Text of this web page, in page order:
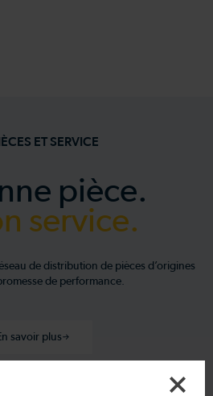
ET SERVICE
pièce.
service.
de distribution de pièces d’origines
de performance.
savoir plus